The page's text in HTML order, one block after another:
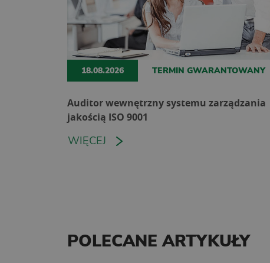
18.08.2026 TERMIN GWARANTOWANY
Auditor wewnętrzny systemu zarządzania
jakością ISO 9001
WIĘCEJ
POLECANE ARTYKUŁY